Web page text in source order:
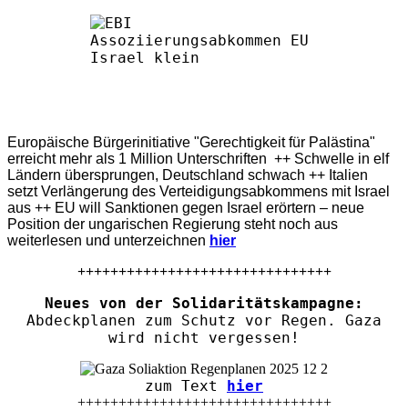
Europäische Bürgerinitiative "Gerechtigkeit für Palästina"
erreicht mehr als 1 Million Unterschriften ++ Schwelle in elf
Ländern übersprungen, Deutschland schwach ++ Italien
setzt Verlängerung des Verteidigungsabkommens mit Israel
aus ++ EU will Sanktionen gegen Israel erörtern – neue
Position der ungarischen Regierung steht noch aus
weiterlesen und unterzeichnen hier
+++++++++++++++++++++++++++++++
Neues von der Solidaritätskampagne:
Abdeckplanen zum Schutz vor Regen. Gaza
wird nicht vergessen!
zum Text hier
+++++++++++++++++++++++++++++++